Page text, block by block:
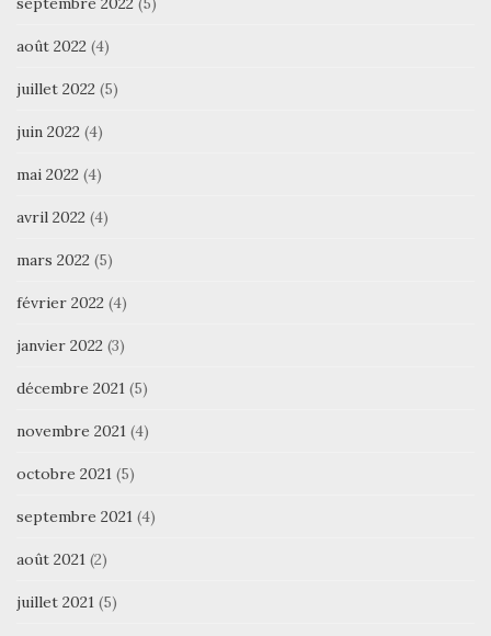
août 2022 (4)
juillet 2022 (5)
juin 2022 (4)
mai 2022 (4)
avril 2022 (4)
mars 2022 (5)
février 2022 (4)
janvier 2022 (3)
décembre 2021 (5)
novembre 2021 (4)
octobre 2021 (5)
septembre 2021 (4)
août 2021 (2)
juillet 2021 (5)